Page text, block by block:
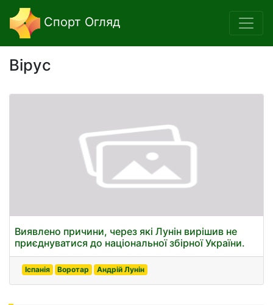
Спорт Огляд
Вірус
Виявлено причини, через які Лунін вирішив не
приєднуватися до національної збірної України.
Іспанія Воротар Андрій Лунін